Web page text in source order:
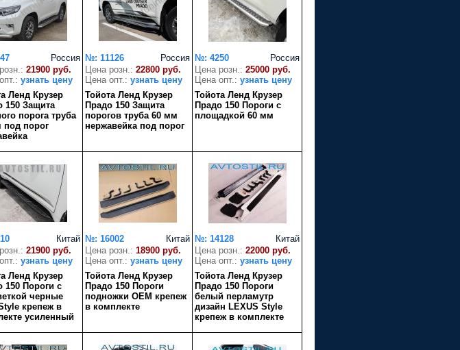
Россия
21900 руб.
узнать цену
Ленд Крузер
150 Защита
порога труба
под порог
Россия
№: 11126
Цена розн.: 22800 руб.
Цена опт.: узнать цену
Тойота Ленд Крузер
Прадо 150 Защита
порогов труба 60 мм
нержавейка под порог
Россия
№: 4250
Цена розн.: 25000 руб.
Цена опт.: узнать цену
Тойота Ленд Крузер
Прадо 150 Пороги с
площадкой 60 мм
Китай
21900 руб.
узнать цену
Ленд Крузер
150 Пороги с
черные
крепеж в
усиленный
Китай
№: 16002
Цена розн.: 18900 руб.
Цена опт.: узнать цену
Тойота Ленд Крузер
Прадо 150 Пороги
подножки OEM крепеж
в комплекте
Китай
№: 14128
Цена розн.: 22000 руб.
Цена опт.: узнать цену
Тойота Ленд Крузер
Прадо 150 Пороги
белый перламутр
дизайн LEXUS Style
крепеж в комплекте